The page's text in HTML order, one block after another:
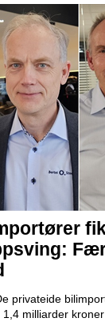
privateide
milliarder